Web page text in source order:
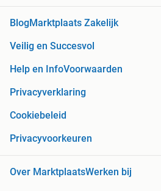
BlogMarktplaats Zakelijk
Veilig en Succesvol
Help en InfoVoorwaarden
Privacyverklaring
Cookiebeleid
Privacyvoorkeuren
Over MarktplaatsWerken bij